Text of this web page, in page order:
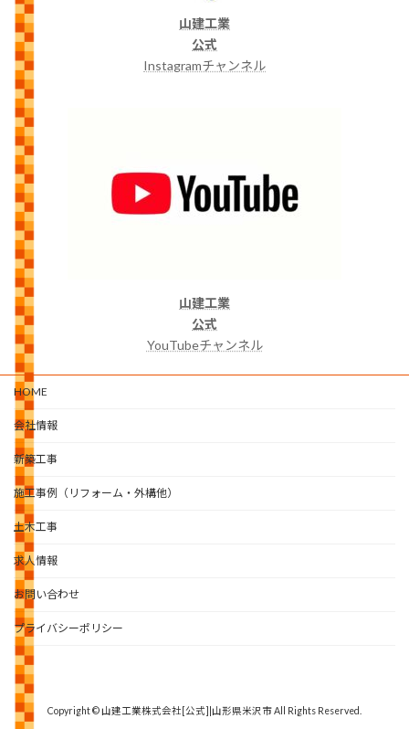
山建工業
公式
Instagramチャンネル
山建工業
公式
YouTubeチャンネル
HOME
会社情報
新築工事
施工事例（リフォーム・外構他）
土木工事
求人情報
お問い合わせ
プライバシーポリシー
Copyright © 山建工業株式会社[公式]|山形県米沢市 All Rights Reserved.